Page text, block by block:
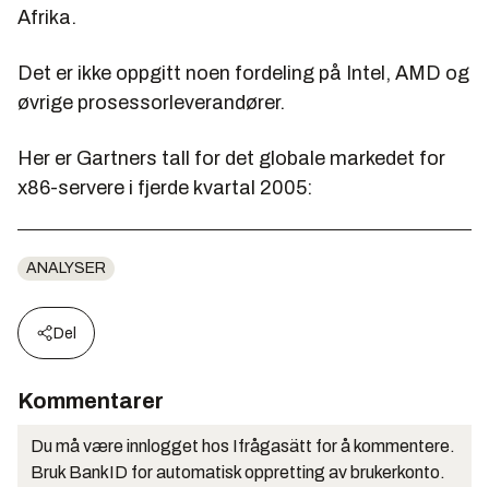
Afrika.
Det er ikke oppgitt noen fordeling på Intel, AMD og
øvrige prosessorleverandører.
Her er Gartners tall for det globale markedet for
x86-servere i fjerde kvartal 2005:
ANALYSER
Del
Kommentarer
Du må være innlogget hos Ifrågasätt for å kommentere.
Bruk BankID for automatisk oppretting av brukerkonto.